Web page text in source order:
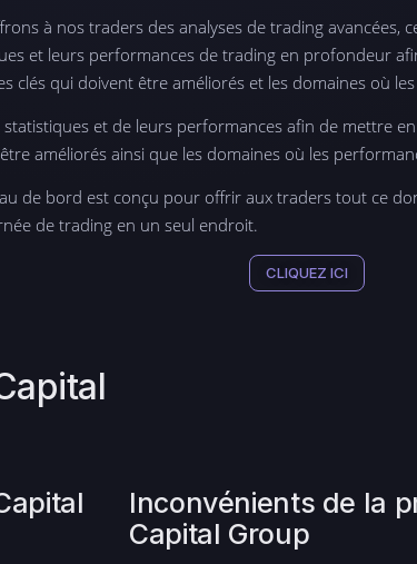
à nos traders des analyses de trading avancées,
et leurs performances de trading en profondeur
clés qui doivent être améliorés et les domaines où
statistiques et de leurs performances afin de mettre
améliorés ainsi que les domaines où les
de bord est conçu pour offrir aux traders tout ce
de trading en un seul endroit.
CLIQUEZ ICI
Inconvénients de la
Capital Group